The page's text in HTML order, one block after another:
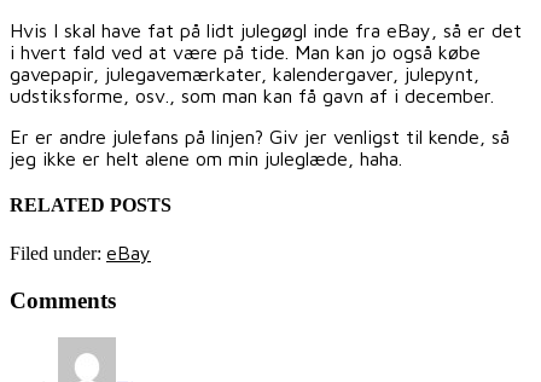
Hvis I skal have fat på lidt julegøgl inde fra eBay, så er det
i hvert fald ved at være på tide. Man kan jo også købe
gavepapir, julegavemærkater, kalendergaver, julepynt,
udstiksforme, osv., som man kan få gavn af i december.
Er er andre julefans på linjen? Giv jer venligst til kende, så
jeg ikke er helt alene om min juleglæde, haha.
RELATED POSTS
Filed under: eBay
Comments